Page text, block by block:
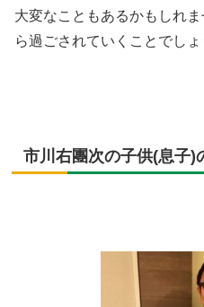
大変なこともあるかもしれ
ら過ごされていくことでしょ
市川右團次の子供(息子)